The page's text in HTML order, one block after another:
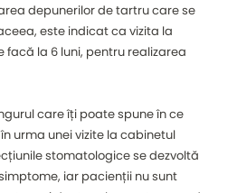
depunerilor de tartru care se
este indicat ca vizita la
la 6 luni, pentru realizarea
care îți poate spune în ce
urma unei vizite la cabinetul
stomatologice se dezvoltă
iar pacienții nu sunt